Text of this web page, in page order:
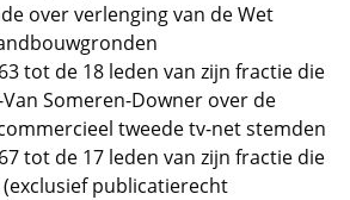
over verlenging van de Wet
tot de 18 leden van zijn fractie die
Someren-Downer over de
tweede tv-net stemden
tot de 17 leden van zijn fractie die
publicatierecht